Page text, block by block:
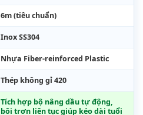
6m (tiêu chuẩn)
Inox SS304
Nhựa Fiber-reinforced Plastic
Thép không gỉ 420
Tích hợp bộ nâng dầu tự động,
bôi trơn liên tục giúp kéo dài tuổi